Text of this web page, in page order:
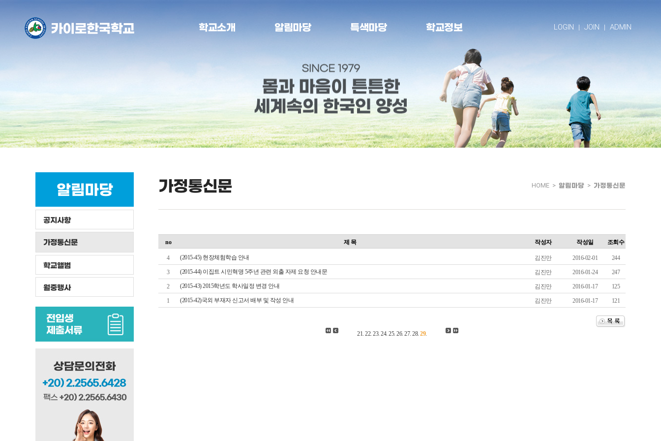
LOGIN JOIN ADMIN
학교소개 알림마당 특색마당 학교정보
알림마당
공지사항
가정통신문
학교앨범
월중행사
가정통신문 HOME > 알림마당 > 가정통신문
no 제 목 작성자 작성일 조회수
4 (2015-45) 현장체험학습 안내 김진만 2016-02-01 244
3 (2015-44) 이집트 시민혁명 5주년 관련 외출 자제 요청 안내문 김진만 2016-01-24 247
2 (2015-43) 2015학년도 학사일정 변경 안내 김진만 2016-01-17 125
1 (2015-42)국외 부재자 신고서 배부 및 작성 안내 김진만 2016-01-17 121
21.22.23.24.25.26.27.28.29.